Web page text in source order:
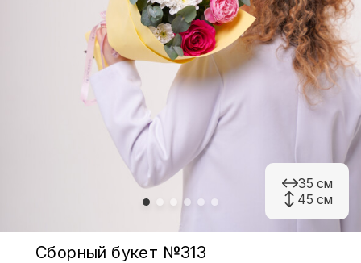
35 см
45 см
Сборный букет №313